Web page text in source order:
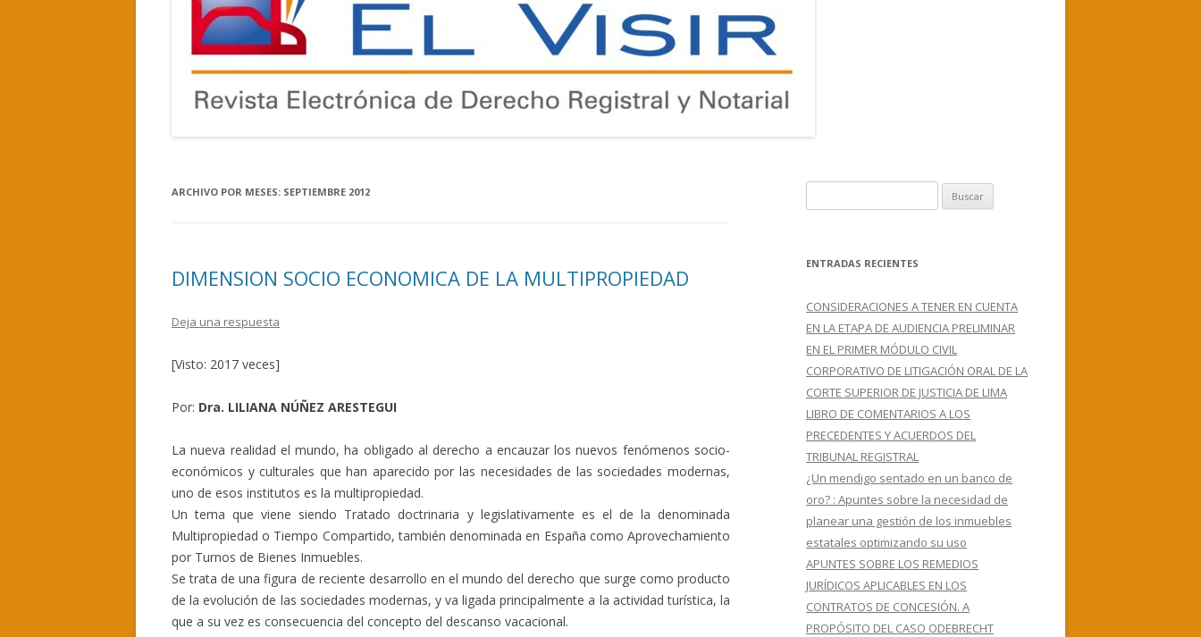
ARCHIVO POR MESES: SEPTIEMBRE 2012
DIMENSION SOCIO ECONOMICA DE LA MULTIPROPIEDAD
Deja una respuesta
[Visto: 2017 veces]
Por: Dra. LILIANA NÚÑEZ ARESTEGUI
La nueva realidad el mundo, ha obligado al derecho a encauzar los nuevos fenómenos socio-
económicos y culturales que han aparecido por las necesidades de las sociedades modernas,
uno de esos institutos es la multipropiedad.
Un tema que viene siendo Tratado doctrinaria y legislativamente es el de la denominada
Multipropiedad o Tiempo Compartido, también denominada en España como Aprovechamiento
por Turnos de Bienes Inmuebles.
Se trata de una figura de reciente desarrollo en el mundo del derecho que surge como producto
de la evolución de las sociedades modernas, y va ligada principalmente a la actividad turística, la
que a su vez es consecuencia del concepto del descanso vacacional.
u
c
r
:
ENTRADAS RECIENTES
CONSIDERACIONES A TENER EN CUENTA
EN LA ETAPA DE AUDIENCIA PRELIMINAR
EN EL PRIMER MÓDULO CIVIL
CORPORATIVO DE LITIGACIÓN ORAL DE LA
CORTE SUPERIOR DE JUSTICIA DE LIMA
LIBRO DE COMENTARIOS A LOS
PRECEDENTES Y ACUERDOS DEL
TRIBUNAL REGISTRAL
¿Un mendigo sentado en un banco de
oro? : Apuntes sobre la necesidad de
planear una gestión de los inmuebles
estatales optimizando su uso
APUNTES SOBRE LOS REMEDIOS
JURÍDICOS APLICABLES EN LOS
CONTRATOS DE CONCESIÓN. A
PROPÓSITO DEL CASO ODEBRECHT